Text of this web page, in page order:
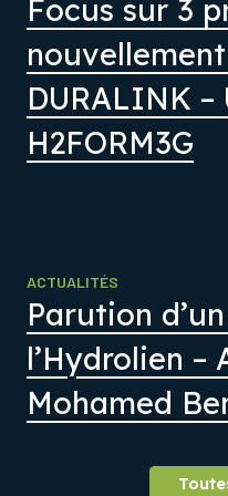
Focus sur 3
DURALINK –
H2FORM3G
ACTUALITÉS
Parution
l’Hydrolien –
Mohamed